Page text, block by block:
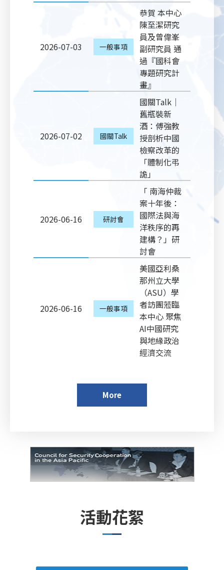
2026-07-03 一般事項
恭賀 本中心
陳至潔研究
員及曾偉峯
副研究員 通
過『國科會
專題研究計
畫』
2026-07-02 國關Talk
國關Talk｜
舊瓶裝新
酒：傅強教
授剖析中國
檢察改革的
「體制化弔
詭」
2026-06-16 研討會
「 南海仲裁
案十年後：
國際法與海
洋秩序的再
建構？」研
討會
2026-06-16 一般事項
美國亞利桑
那州立大學
（ASU）學
者訪團蒞臨
本中心 聚焦
AI中國研究
與地緣政治
經濟交流
More
活動花絮